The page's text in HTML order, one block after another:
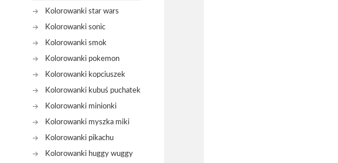
Kolorowanki star wars
Kolorowanki sonic
Kolorowanki smok
Kolorowanki pokemon
Kolorowanki kopciuszek
Kolorowanki kubuś puchatek
Kolorowanki minionki
Kolorowanki myszka miki
Kolorowanki pikachu
Kolorowanki huggy wuggy